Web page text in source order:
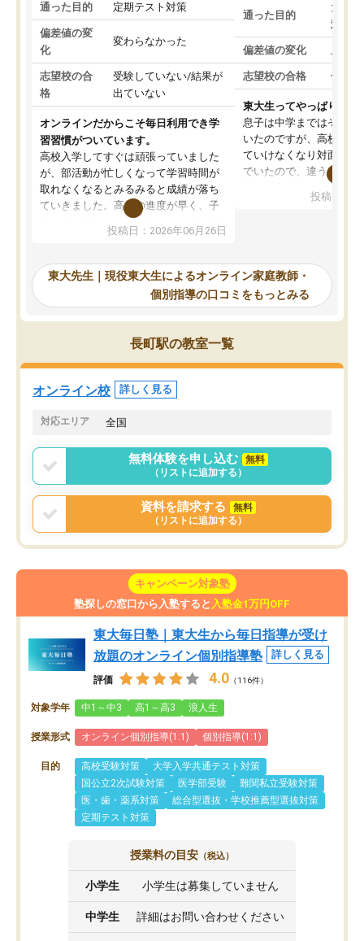
通った目的 定期テスト対策
偏差値の変
化
変わらなかった
志望校の合
格
受験していない/結果が
出ていない
オンラインだからこそ毎日利用でき学
習習慣がついています。
高校入学してすぐは頑張っていました
が、部活動が忙しくなって学習時間が
取れなくなるとみるみると成績が落ち
ていきました。高校の進度が早く、子
供も家に帰って勉強の話すると嫌な反
応を示します。東大先生にお願いして
れるので、親としても安心です。毎日
使える自習室とかもあり、わからない
ところがあれば先生が回答してくれる
のも重宝しています。
投稿日：2026年06月26日
通った目的
大学
対策
偏差値の変化 上が
志望校の合格 合格
東大生ってやっぱりすご
息子は中学まではそこそ
いたのですが、高校に入
ていけなくなり対面の塾
でいたので、違うアプロ
で、当初は模試でD判定
自習室が毎日使えていつ
るのが心強かったよう
謝です。
投稿日：
東大先生｜現役東大生によるオンライン家庭教師・
個別指導の口コミをもっとみる
長町駅の教室一覧
オンライン校 詳しく見る
対応エリア 全国
無料体験を申し込む
無料
（リストに追加する）
資料を請求する
無料
（リストに追加する）
キャンペーン対象塾
塾探しの窓口から入塾すると 入塾金1万円OFF
東大毎日塾｜東大生から毎日指導が受け
放題のオンライン個別指導塾
詳しく見る
評価 4.0 （116件）
対象学年 中1～中3 高1～高3 浪人生
授業形式 オンライン個別指導(1:1) 個別指導(1:1)
目的 高校受験対策
大学入学共通テスト対策
国公立2次試験対策
医学部受験
難関私立受験対策
医・歯・薬系対策
総合型選抜・学校推薦型選抜対策
定期テスト対策
授業料の目安 （税込）
小学生 小学生は募集していません
中学生 詳細はお問い合わせください